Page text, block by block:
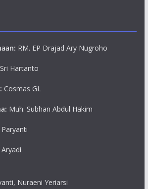
RM. EP Drajad Ary Nugroho
Sri Hartanto
Cosmas GL
Muh. Subhan Abdul Hakim
Aryadi
Nuraeni Yeriarsi